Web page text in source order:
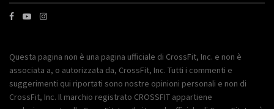
Questa pagina non è una pagina ufficiale di CrossFit, Inc. e non è
associata a, o autorizzata da, CrossFit, Inc. Tutti i commenti e
suggerimenti qui riportati sono nostre opinioni personali e non di
CrossFit, Inc. Il marchio registrato CROSSFIT appartiene